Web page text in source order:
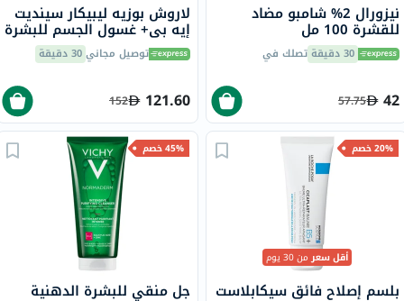
نيزورال 2% شامبو مضاد
للقشرة 100 مل
30 دقيقة تصلك في
42
57.75
لاروش بوزيه ليبيكار سينديت
إيه بي+ غسول الجسم للبشرة
شديدة الجفاف والمعرضة
للإكزيما التأتبية 400 مل
توصيل مجاني30 دقيقة
121.60
152
20% خصم
أقل سعرمن 30 يوم
بلسم إصلاح فائق سيكابلاست
45% خصم
جل منقي للبشرة الدهنية